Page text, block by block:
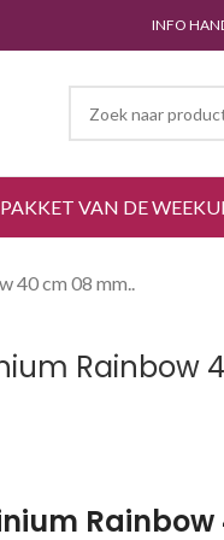
INFO
PAKKET VAN DE WEEK
40 cm 08 mm..
Rainbow
Rainbow